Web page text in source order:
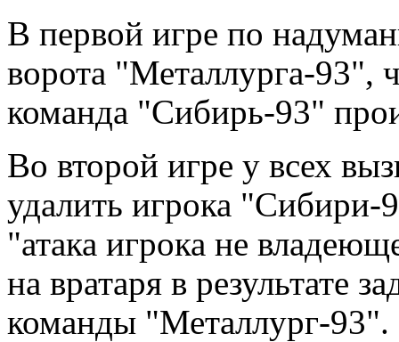
В первой игре по
ворота "Металлурга-93",
команда "Сибирь-93"
Во второй игре у всех
удалить игрока
"атака игрока не
на вратаря в результате
команды "Металлург-93".